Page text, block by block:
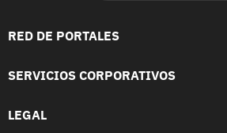
RED DE PORTALES
SERVICIOS CORPORATIVOS
LEGAL